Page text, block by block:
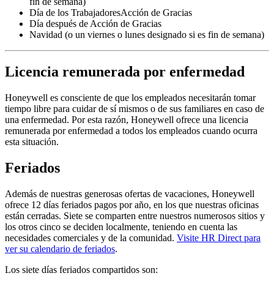
Día de los TrabajadoresAcción de Gracias
Día después de Acción de Gracias
Navidad (o un viernes o lunes designado si es fin de semana)
Licencia remunerada por enfermedad
Honeywell es consciente de que los empleados necesitarán tomar
tiempo libre para cuidar de sí mismos o de sus familiares en caso de
una enfermedad. Por esta razón, Honeywell ofrece una licencia
remunerada por enfermedad a todos los empleados cuando ocurra
esta situación.
Feriados
Además de nuestras generosas ofertas de vacaciones, Honeywell
ofrece 12 días feriados pagos por año, en los que nuestras oficinas
están cerradas. Siete se comparten entre nuestros numerosos sitios y
los otros cinco se deciden localmente, teniendo en cuenta las
necesidades comerciales y de la comunidad. Visite HR Direct para
ver su calendario de feriados.
Los siete días feriados compartidos son: